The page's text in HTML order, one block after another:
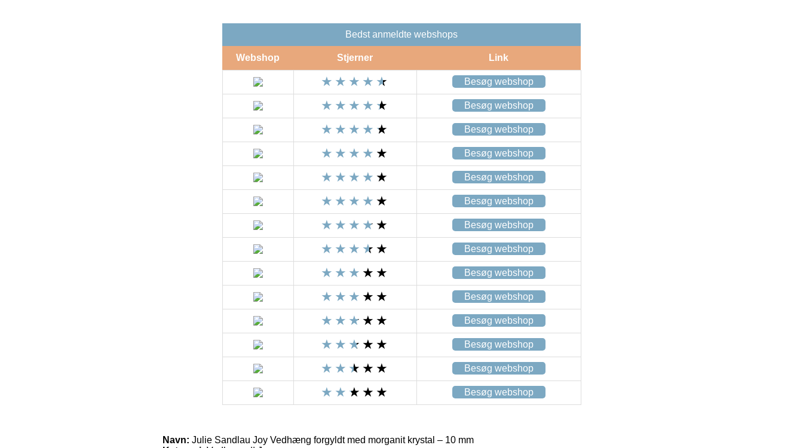
Bedst anmeldte webshops
Webshop Stjerner Link
Besøg webshop
Besøg webshop
Besøg webshop
Besøg webshop
Besøg webshop
Besøg webshop
Besøg webshop
Besøg webshop
Besøg webshop
Besøg webshop
Besøg webshop
Besøg webshop
Besøg webshop
Besøg webshop
Navn: Julie Sandlau Joy Vedhæng forgyldt med morganit krystal – 10 mm